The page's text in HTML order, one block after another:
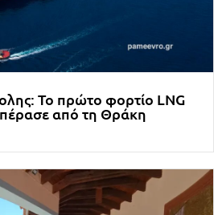
Το πρώτο φορτίο LNG
από τη Θράκη